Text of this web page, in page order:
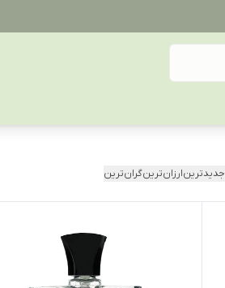
جدیدترینارزان‌ترینگران‌ترین